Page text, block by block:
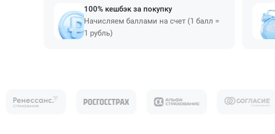
100% кешбэк за покупку
Начисляем баллами на счет (1 балл =
1 рубль)